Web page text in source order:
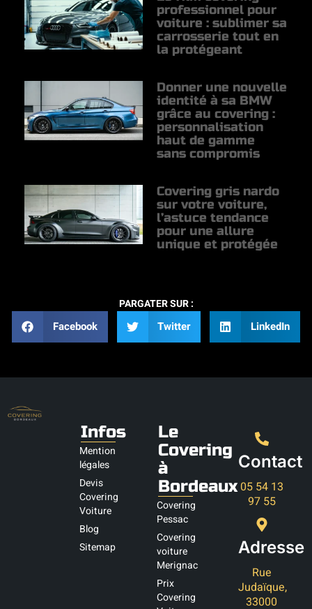
professionnel pour
voiture : sublimer sa
carrosserie tout en
la protégeant
Donner une nouvelle
identité à sa BMW
grâce au covering :
personnalisation
haut de gamme
sans compromis
Covering gris nardo
sur votre voiture,
l’astuce tendance
pour une allure
unique et protégée
PARGATER SUR :
Facebook Twitter LinkedIn
Infos
Mention
légales
Devis
Covering
Voiture
Blog
Sitemap
Le
Covering
à
Bordeaux
Covering
Pessac
Covering
voiture
Merignac
Prix
Covering
Contact
05 54 13
97 55
Adresse
Rue
Judaïque,
33000